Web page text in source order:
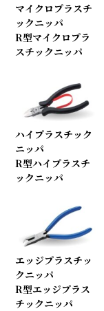
マイクロプラスチ
ックニッパ
R型マイクロプラ
スチックニッパ
ハイプラスチック
ニッパ
R型ハイプラスチ
ックニッパ
エッジプラスチッ
クニッパ
R型エッジプラス
チックニッパ